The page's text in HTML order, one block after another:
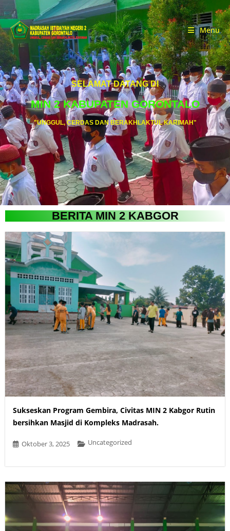
Menu
SELAMAT DATANG DI
MIN 2 KABUPATEN GORONTALO
"UNGGUL, CERDAS DAN BERAKHLAKTUL KARIMAH"
BERITA MIN 2 KABGOR
Sukseskan Program Gembira, Civitas MIN 2 Kabgor Rutin
bersihkan Masjid di Kompleks Madrasah.
Oktober 3, 2025 Uncategorized